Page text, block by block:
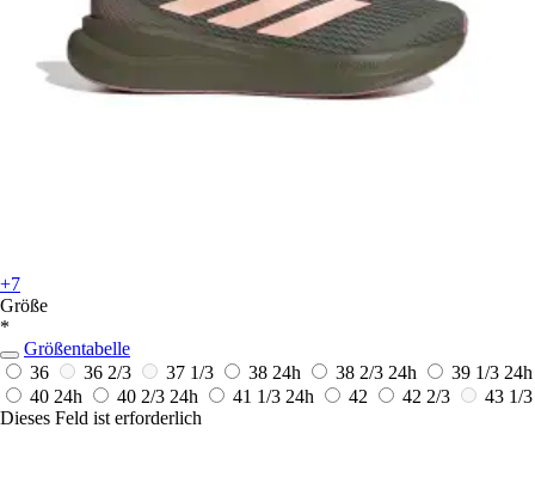
+7
Größe
*
Größentabelle
36
36 2/3 37 1/3 38 24h 38 2/3 24h 39 1/3 24h
40 24h 40 2/3 24h 41 1/3 24h 42 42 2/3
43 1/3
Dieses Feld ist erforderlich